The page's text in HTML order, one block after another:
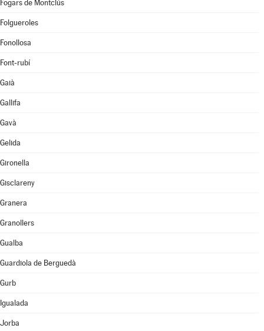
Fogars de Montclús
Folgueroles
Fonollosa
Font-rubí
Gaià
Gallifa
Gavà
Gelida
Gironella
Gisclareny
Granera
Granollers
Gualba
Guardiola de Berguedà
Gurb
Igualada
Jorba